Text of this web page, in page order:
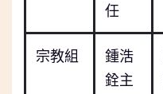
任
宗教組
鍾浩
銓主